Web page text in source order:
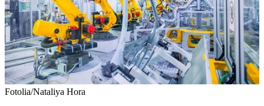
Fotolia/Nataliya Hora